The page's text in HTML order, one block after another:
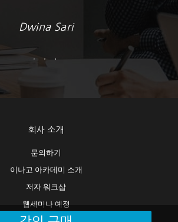
Dwina Sari
회사 소개
문의하기
이나고 아카데미 소개
저자 워크샵
웹세미나 예정